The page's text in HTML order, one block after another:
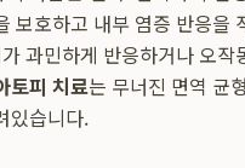
보호하고 내부 염증 반응을
과민하게 반응하거나 오
토피 치료는 무너진 면역 균
있습니다.